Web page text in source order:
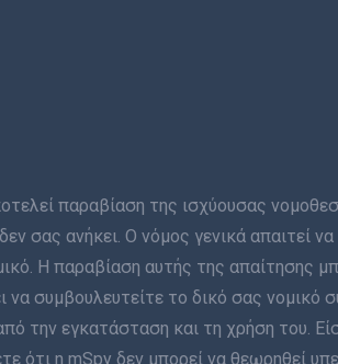
παραβίαση της ισχύουσας
σας ανήκει. Ο νόμος γενικά απαιτεί
Η παραβίαση αυτής της απαίτησης
συμβουλευτείτε το δικό σας νομικό
την εγκατάσταση και τη χρήση του.
ότι η mSpy δεν μπορεί να θεωρηθεί